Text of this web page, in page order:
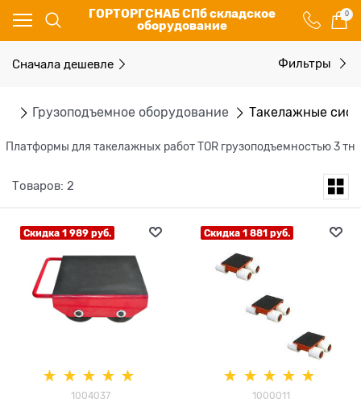
ГОРТОРГСНАБ СПб складское
оборудование
0
Грузоподъемное оборудование Такелажные
Платформы для такелажных работ TOR грузоподъемностью 3 тн
Сначала дешевле Фильтры
Товаров: 2
Скидка 1 989 руб.
1004037
Скидка 1 881 руб.
1000011